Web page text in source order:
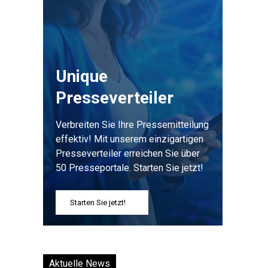
Unique
Presseverteiler
Verbreiten Sie Ihre Pressemitteilung
effektiv! Mit unserem einzigartigen
Presseverteiler erreichen Sie über
50 Presseportale. Starten Sie jetzt!
Starten Sie jetzt!
Aktuelle News